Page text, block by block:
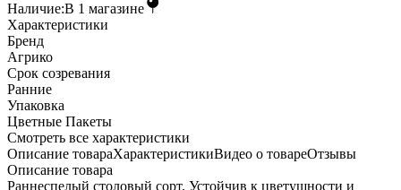
Наличие:В 1 магазине
Характеристики
Бренд
Агрико
Срок созревания
Ранние
Упаковка
Цветные Пакеты
Cмотреть все характеристики
Описание товараХарактеристикиВидео о товареОтзывы
Описание товара
Раннеспелый столовый сорт. Устойчив к цветушности и